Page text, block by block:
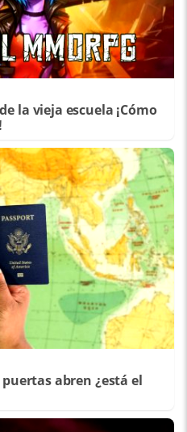
la vieja escuela ¡Cómo
abren ¿está el